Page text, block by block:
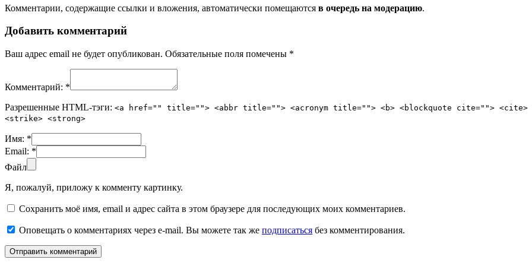
Комментарии, содержащие ссылки и вложения, автоматически помещаются в очередь на модерацию.
Добавить комментарий
Ваш адрес email не будет опубликован. Обязательные поля помечены *
Комментарий: *
Разрешенные HTML-тэги: <a href="" title=""> <abbr title=""> <acronym title=""> <b> <blockquote cite=""> <cite>
<strike> <strong>
Имя: *
Email: *
Файл
Я, пожалуй, приложу к комменту картинку.
Сохранить моё имя, email и адрес сайта в этом браузере для последующих моих комментариев.
Оповещать о комментариях через e-mail. Вы можете так же подписаться без комментирования.